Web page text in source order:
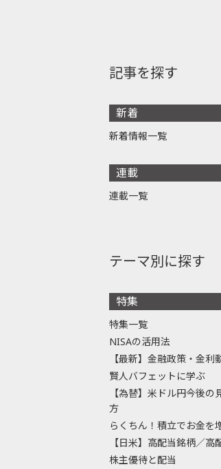
記事を探す
新着
新着情報一覧
連載
連載一覧
テーマ別に探す
特集
特集一覧
NISAの活用法
【最新】金融政策・金利
賢人バフェットに学ぶ
【為替】米ドル円今後
方
らくちん！積立でお金を
【日米】高配当銘柄／高
株主優待と配当